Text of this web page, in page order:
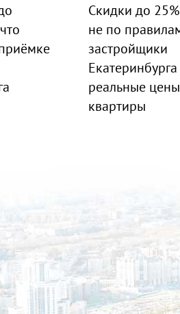
Скидки до
не по
застройщики
реальные
квартиры